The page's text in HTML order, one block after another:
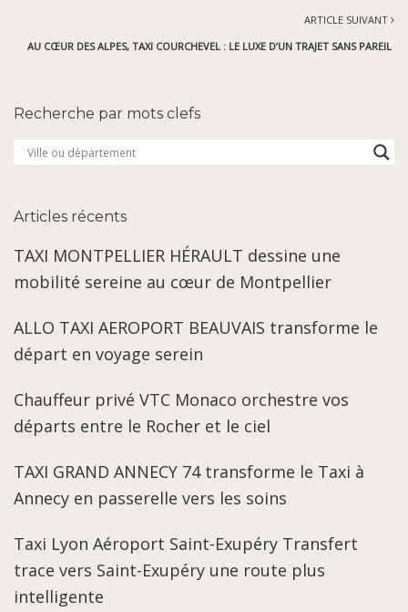
ARTICLE SUIVANT
AU CŒUR DES ALPES, TAXI COURCHEVEL : LE LUXE D’UN TRAJET SANS PAREIL
Recherche par mots clefs
Articles récents
TAXI MONTPELLIER HÉRAULT dessine une
mobilité sereine au cœur de Montpellier
ALLO TAXI AEROPORT BEAUVAIS transforme le
départ en voyage serein
Chauffeur privé VTC Monaco orchestre vos
départs entre le Rocher et le ciel
TAXI GRAND ANNECY 74 transforme le Taxi à
Annecy en passerelle vers les soins
Taxi Lyon Aéroport Saint-Exupéry Transfert
trace vers Saint-Exupéry une route plus
intelligente